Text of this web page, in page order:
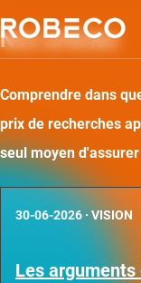
Nos articles
Comprendre dans
prix de recherches
seul moyen
30-06-2026 · VISION
Les